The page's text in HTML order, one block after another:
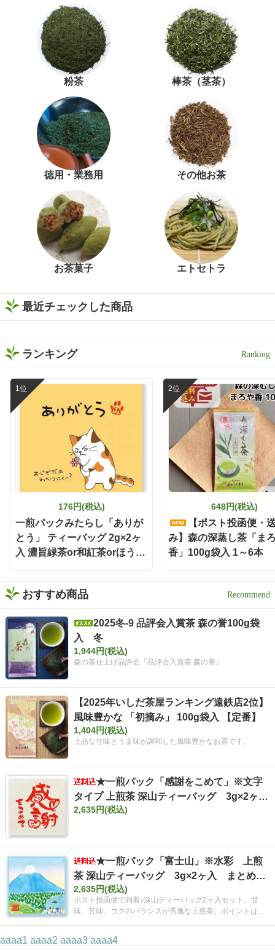
粉茶 棒茶（茎茶）
徳用・業務用 その他お茶
お茶菓子 エトセトラ
最近チェックした商品
ランキング
176円(税込)
一煎パックみたらし「ありが
とう」 ティーバッグ 2g×2ヶ
入 濃旨緑茶or和紅茶orほうじ
648円(税込)
【ポスト投函便・
み】森の深蒸し茶「ま
香」100g袋入 1～6本
おすすめ商品
2025冬-9 品評会入賞茶 森の誉100g袋
入 冬
1,944円(税込)
森の茶仕上げ品評会『品評会入賞茶 森の誉』
【2025年いしだ茶屋ランキング遠鉄店2位】
風味豊かな 「初摘み」 100g袋入 【定番】
1,404円(税込)
上品な甘味とうま味が調和した風味豊かなお茶です。
★一煎パック「感謝をこめて」※文字
タイプ 上煎茶 深山ティーバッグ 3g×2ヶ
入 まとめ買いセット【ポスト投函便・送料
2,635円(税込)
★一煎パック「富士山」※水彩 上煎
茶 深山ティーバッグ 3g×2ヶ入 まとめ買
いセット【ポスト投函便・送料込み】
2,635円(税込)
ポスト投函便で到着♪深山ティーバッグ2ヶ入セット。甘
味、苦味、コクのバランスが秀逸な上煎茶。ポイントは空
aaaa1 aaaa2 aaaa3 aaaa4